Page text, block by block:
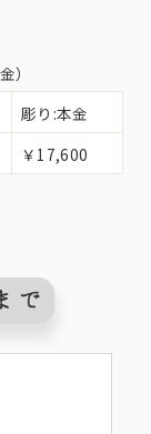
）
彫り:本金
￥17,600